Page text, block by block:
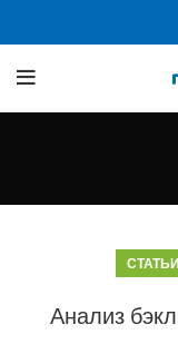
СТАТЬИ
Анализ